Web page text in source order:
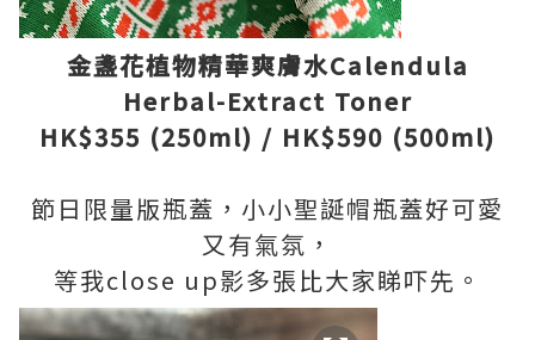
金盞花植物精華爽膚水Calendula
Herbal-Extract Toner
HK$355 (250ml) / HK$590 (500ml)
節日限量版瓶蓋，小小聖誕帽瓶蓋好可愛
又有氣氛，
等我close up影多張比大家睇吓先。